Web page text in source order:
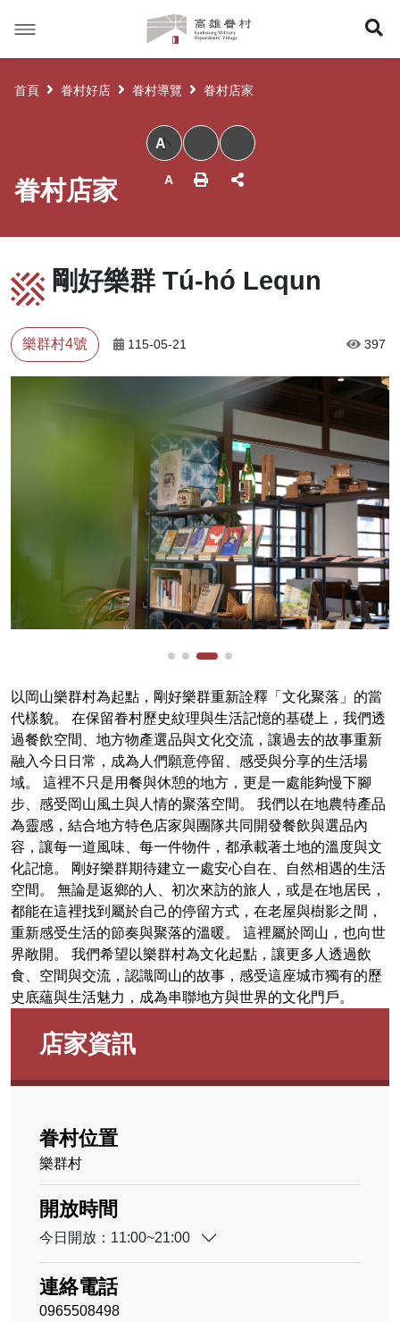
高
雄
眷
首頁 眷村好店 眷村導覽 眷村店家
小
眷村店家
剛好樂群 Tú-hó Lequn
樂群村4號 115-05-21 397
以岡山樂群村為起點，剛好樂群重新詮釋「文化聚落」的當
代樣貌。 在保留眷村歷史紋理與生活記憶的基礎上，我們透
過餐飲空間、地方物產選品與文化交流，讓過去的故事重新
融入今日日常，成為人們願意停留、感受與分享的生活場
域。 這裡不只是用餐與休憩的地方，更是一處能夠慢下腳
步、感受岡山風土與人情的聚落空間。 我們以在地農特產品
為靈感，結合地方特色店家與團隊共同開發餐飲與選品內
容，讓每一道風味、每一件物件，都承載著土地的溫度與文
化記憶。 剛好樂群期待建立一處安心自在、自然相遇的生活
空間。 無論是返鄉的人、初次來訪的旅人，或是在地居民，
都能在這裡找到屬於自己的停留方式，在老屋與樹影之間，
重新感受生活的節奏與聚落的溫暖。 這裡屬於岡山，也向世
界敞開。 我們希望以樂群村為文化起點，讓更多人透過飲
食、空間與交流，認識岡山的故事，感受這座城市獨有的歷
史底蘊與生活魅力，成為串聯地方與世界的文化門戶。
店家資訊
眷村位置
樂群村
開放時間
今日開放：11:00~21:00
連絡電話
0965508498